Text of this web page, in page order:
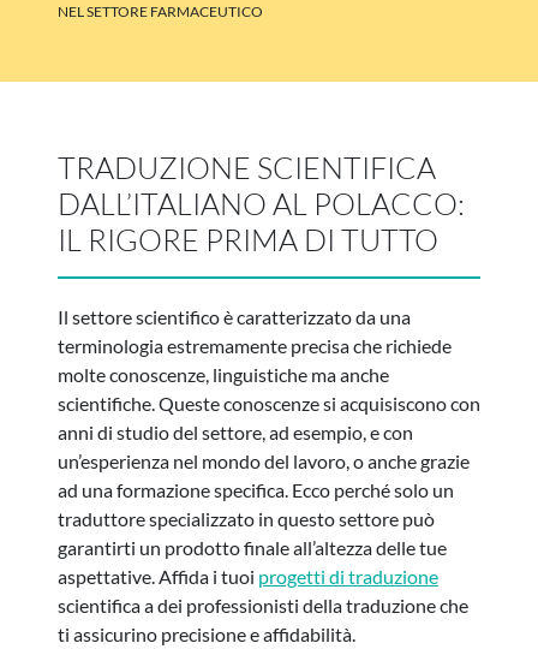
NEL SETTORE FARMACEUTICO
TRADUZIONE SCIENTIFICA
DALL’ITALIANO AL POLACCO:
IL RIGORE PRIMA DI TUTTO
Il settore scientifico è caratterizzato da una
terminologia estremamente precisa che richiede
molte conoscenze, linguistiche ma anche
scientifiche. Queste conoscenze si acquisiscono con
anni di studio del settore, ad esempio, e con
un’esperienza nel mondo del lavoro, o anche grazie
ad una formazione specifica. Ecco perché solo un
traduttore specializzato in questo settore può
garantirti un prodotto finale all’altezza delle tue
aspettative. Affida i tuoi progetti di traduzione
scientifica a dei professionisti della traduzione che
ti assicurino precisione e affidabilità.